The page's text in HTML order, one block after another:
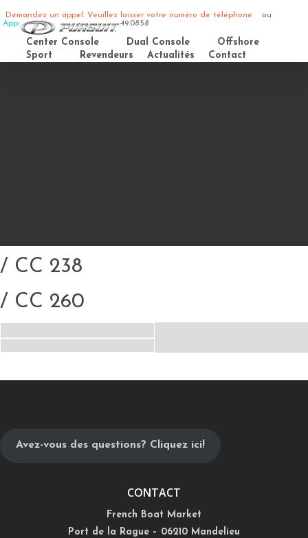
Demandez un appel. Veuillez laisser votre numéro de téléphone. ou
Appelez-nous
Tél: +33 (0)4.93.49.08.58
Center Console Dual Console
Offshore
Sport
Revendeurs Actualités Contact
/ CC 238
/ CC 260
Avez-vous des questions? Cliquez ici!
CONTACT
French Boat Market
Port de la Rague – 06210 Mandelieu